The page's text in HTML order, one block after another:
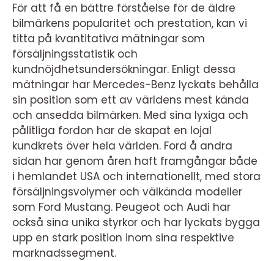
För att få en bättre förståelse för de äldre
bilmärkens popularitet och prestation, kan vi
titta på kvantitativa mätningar som
försäljningsstatistik och
kundnöjdhetsundersökningar. Enligt dessa
mätningar har Mercedes-Benz lyckats behålla
sin position som ett av världens mest kända
och ansedda bilmärken. Med sina lyxiga och
pålitliga fordon har de skapat en lojal
kundkrets över hela världen. Ford å andra
sidan har genom åren haft framgångar både
i hemlandet USA och internationellt, med stora
försäljningsvolymer och välkända modeller
som Ford Mustang. Peugeot och Audi har
också sina unika styrkor och har lyckats bygga
upp en stark position inom sina respektive
marknadssegment.